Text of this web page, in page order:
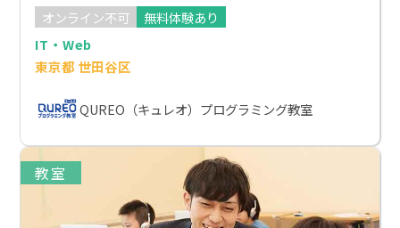
オンライン不可
無料体験あり
IT・Web
東京都 世田谷区
QUREO（キュレオ）プログラミング教室
教室